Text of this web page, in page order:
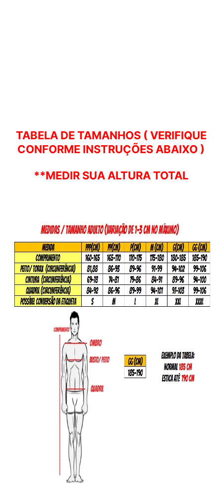
TABELA DE TAMANHOS ( VERIFIQUE
CONFORME INSTRUÇÕES ABAIXO )
**MEDIR SUA ALTURA TOTAL